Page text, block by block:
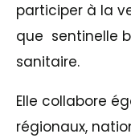
participer à la
que sentinelle
sanitaire.
Elle collabore
régionaux,